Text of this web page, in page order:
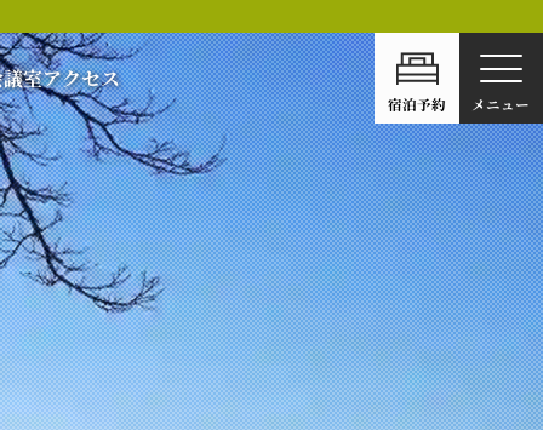
室アクセス
宿泊予約 メニュー